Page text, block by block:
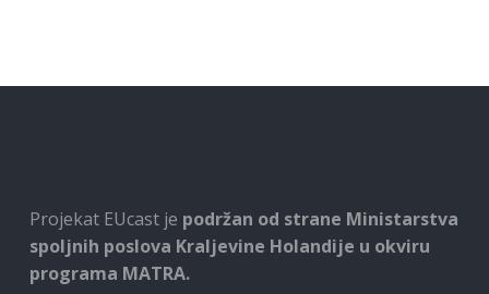
Projekat EUcast je podržan od strane Ministarstva
spoljnih poslova Kraljevine Holandije u okviru
programa MATRA.